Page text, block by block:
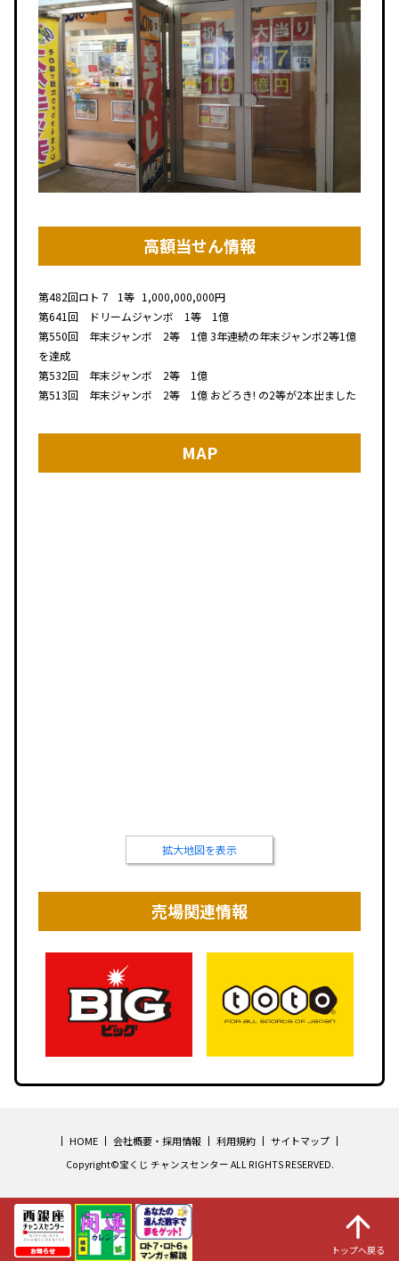
高額当せん情報
第482回ロト７ 1等 1,000,000,000円
第641回 ドリームジャンボ 1等 1億
第550回 年末ジャンボ 2等 1億 3年連続の年末ジャンボ2等1億
を達成
第532回 年末ジャンボ 2等 1億
第513回 年末ジャンボ 2等 1億 おどろき! の2等が2本出ました
MAP
拡大地図を表示
売場関連情報
トップへ戻る
HOME 会社概要・採用情報 利用規約 サイトマップ
Copyright©宝くじ チャンスセンター ALL RIGHTS RESERVED.